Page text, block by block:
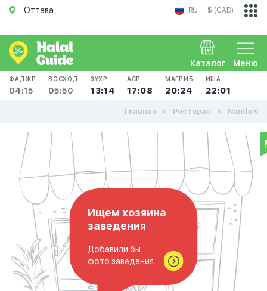
Оттава RU $ (CAD)
Меню
Каталог
ФАДЖР
04:15
ВОСХОД
05:50
ЗУХР
13:14
АСР
17:08
МАГРИБ
20:24
ИША
22:01
Главная Ресторан Nando's
Ищем хозяина
заведения
Добавили бы
фото заведения..